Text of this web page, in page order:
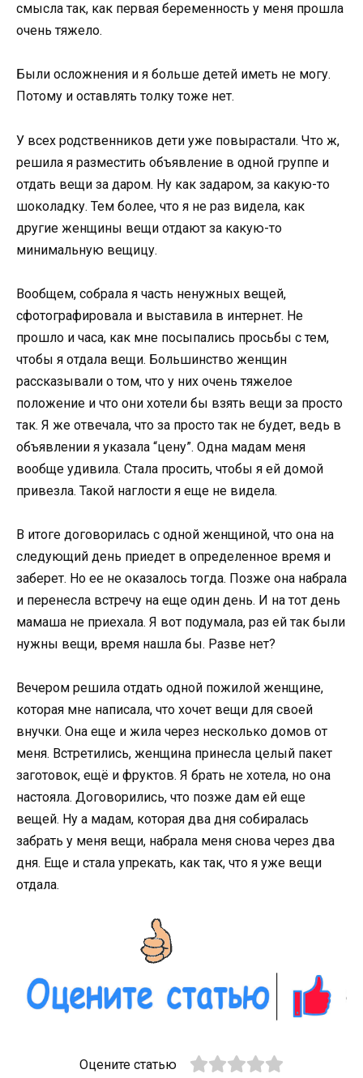
смысла так, как первая беременность у меня прошла
очень тяжело.
Были осложнения и я больше детей иметь не могу.
Потому и оставлять толку тоже нет.
У всех родственников дети уже повырастали. Что ж,
решила я разместить объявление в одной группе и
отдать вещи за даром. Ну как задаром, за какую-то
шоколадку. Тем более, что я не раз видела, как
другие женщины вещи отдают за какую-то
минимальную вещицу.
Вообщем, собрала я часть ненужных вещей,
сфотографировала и выставила в интернет. Не
прошло и часа, как мне посыпались просьбы с тем,
чтобы я отдала вещи. Большинство женщин
рассказывали о том, что у них очень тяжелое
положение и что они хотели бы взять вещи за просто
так. Я же отвечала, что за просто так не будет, ведь в
объявлении я указала “цену”. Одна мадам меня
вообще удивила. Стала просить, чтобы я ей домой
привезла. Такой наглости я еще не видела.
В итоге договорилась с одной женщиной, что она на
следующий день приедет в определенное время и
заберет. Но ее не оказалось тогда. Позже она набрала
и перенесла встречу на еще один день. И на тот день
мамаша не приехала. Я вот подумала, раз ей так были
нужны вещи, время нашла бы. Разве нет?
Вечером решила отдать одной пожилой женщине,
которая мне написала, что хочет вещи для своей
внучки. Она еще и жила через несколько домов от
меня. Встретились, женщина принесла целый пакет
заготовок, ещё и фруктов. Я брать не хотела, но она
настояла. Договорились, что позже дам ей еще
вещей. Ну а мадам, которая два дня собиралась
забрать у меня вещи, набрала меня снова через два
дня. Еще и стала упрекать, как так, что я уже вещи
отдала.
Оцените статью